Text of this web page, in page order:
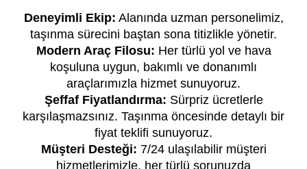
Deneyimli Ekip: Alanında uzman personelimiz,
taşınma sürecini baştan sona titizlikle yönetir.
Modern Araç Filosu: Her türlü yol ve hava
koşuluna uygun, bakımlı ve donanımlı
araçlarımızla hizmet sunuyoruz.
Şeffaf Fiyatlandırma: Sürpriz ücretlerle
karşılaşmazsınız. Taşınma öncesinde detaylı bir
fiyat teklifi sunuyoruz.
Müşteri Desteği: 7/24 ulaşılabilir müşteri
hizmetlerimizle, her türlü sorunuzda